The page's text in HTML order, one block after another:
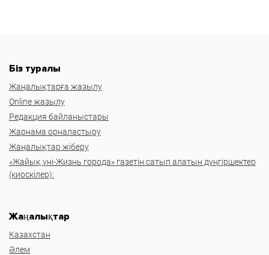
Біз туралы
Жаңалықтарға жазылу
Online жазылу
Редакция байланыстары
Жарнама орналастыру
Жаңалықтар жіберу
«Жайық үні-Жизнь города» газетін сатып алатын дүңгіршектер
(киоскілер):
Жаңалықтар
Казахстан
Әлем